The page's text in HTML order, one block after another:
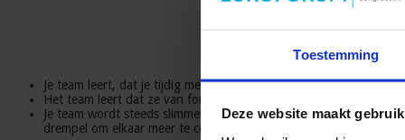
Toestemming
Deze website maakt
Het lijkt een langere
Je team leert, dat je tijdig met signalen mag komen als er iets
Het team leert dat ze van fouten samen kunnen leren en zo
Je team wordt steeds slimmer, want aanspreken op elkaars
drempel om elkaar meer te coachen.